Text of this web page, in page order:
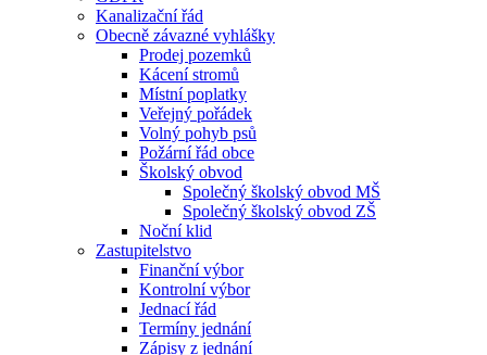
Kanalizační řád
Obecně závazné vyhlášky
Prodej pozemků
Kácení stromů
Místní poplatky
Veřejný pořádek
Volný pohyb psů
Požární řád obce
Školský obvod
Společný školský obvod MŠ
Společný školský obvod ZŠ
Noční klid
Zastupitelstvo
Finanční výbor
Kontrolní výbor
Jednací řád
Termíny jednání
Zápisy z jednání